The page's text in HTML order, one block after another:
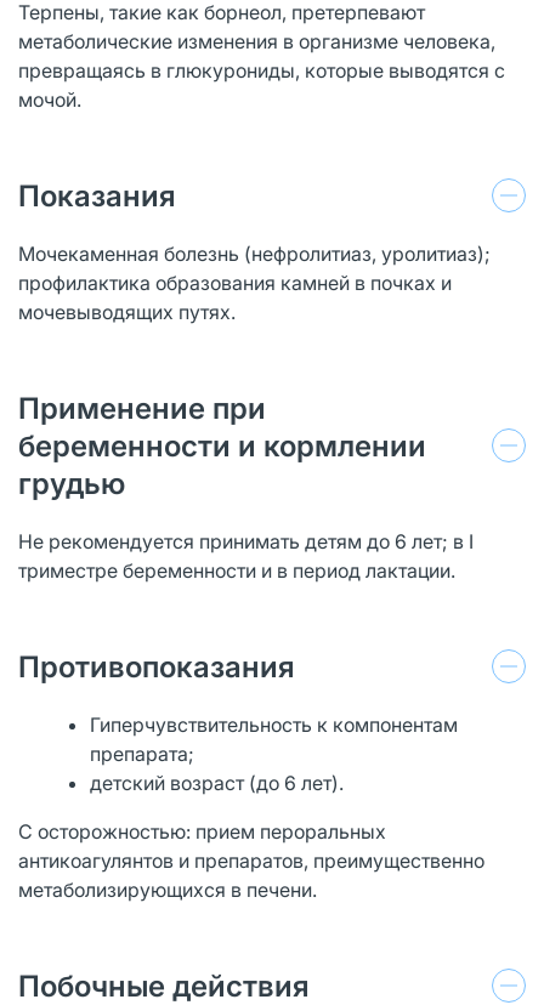
Терпены, такие как борнеол, претерпевают
метаболические изменения в организме человека,
превращаясь в глюкурониды, которые выводятся с
мочой.
Показания
Мочекаменная болезнь (нефролитиаз, уролитиаз);
профилактика образования камней в почках и
мочевыводящих путях.
Применение при
беременности и кормлении
грудью
Не рекомендуется принимать детям до 6 лет; в I
триместре беременности и в период лактации.
Противопоказания
Гиперчувствительность к компонентам
препарата;
детский возраст (до 6 лет).
С осторожностью: прием пероральных
антикоагулянтов и препаратов, преимущественно
метаболизирующихся в печени.
Побочные действия